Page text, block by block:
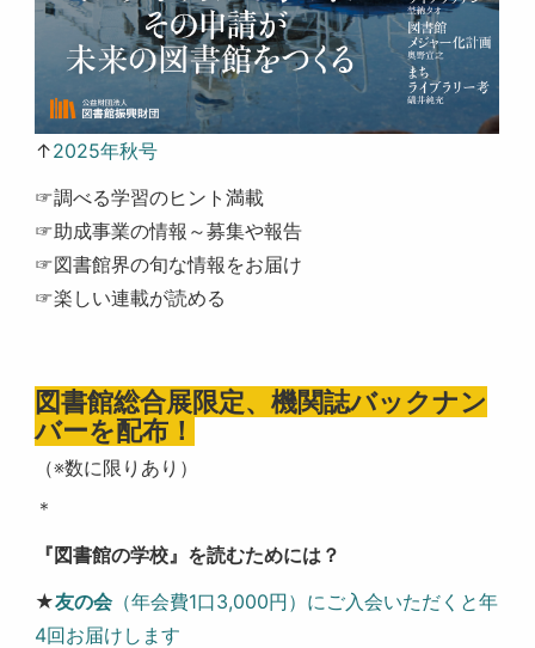
↑2025年秋号
☞調べる学習のヒント満載
☞助成事業の情報～募集や報告
☞図書館界の旬な情報をお届け
☞楽しい連載が読める
図書館総合展限定、機関誌バックナン
バーを配布！
（※数に限りあり）
＊
『図書館の学校』を読むためには？
★友の会（年会費1口3,000円）にご入会いただくと年
4回お届けします